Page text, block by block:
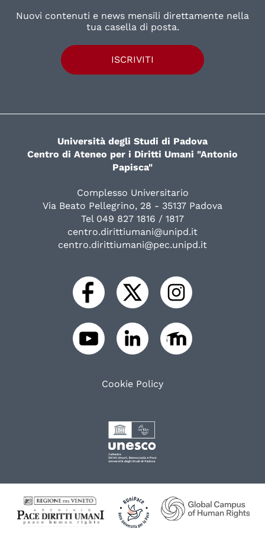
Nuovi contenuti e news mensili direttamente nella
tua casella di posta.
ISCRIVITI
Università degli Studi di Padova
Centro di Ateneo per i Diritti Umani "Antonio
Papisca"
Complesso Universitario
Via Beato Pellegrino, 28 - 35137 Padova
Tel 049 827 1816 / 1817
centro.dirittiumani@unipd.it
centro.dirittiumani@pec.unipd.it
Cookie Policy